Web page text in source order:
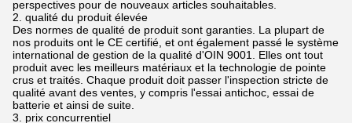
perspectives pour de nouveaux articles souhaitables.
2. qualité du produit élevée
Des normes de qualité de produit sont garanties. La plupart de
nos produits ont le CE certifié, et ont également passé le système
international de gestion de la qualité d'OIN 9001. Elles ont tout
produit avec les meilleurs matériaux et la technologie de pointe
crus et traités. Chaque produit doit passer l'inspection stricte de
qualité avant des ventes, y compris l'essai antichoc, essai de
batterie et ainsi de suite.
3. prix concurrentiel